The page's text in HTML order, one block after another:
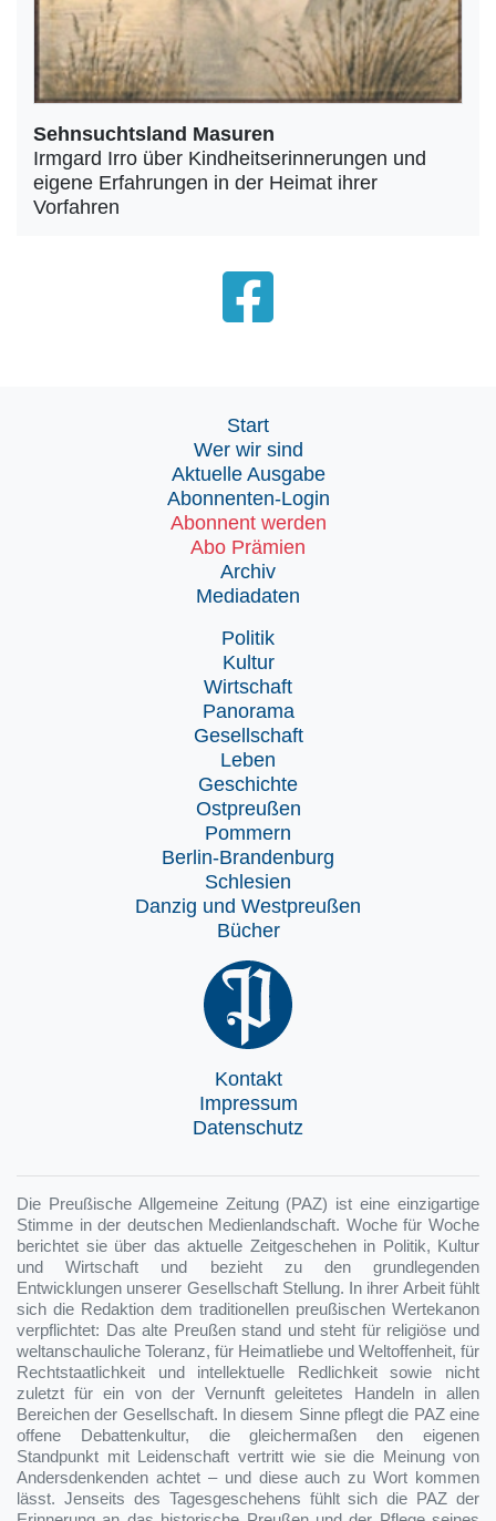
Sehnsuchtsland Masuren
Irmgard Irro über Kindheitserinnerungen und
eigene Erfahrungen in der Heimat ihrer
Vorfahren
Start
Wer wir sind
Aktuelle Ausgabe
Abonnenten-Login
Abonnent werden
Abo Prämien
Archiv
Mediadaten
Politik
Kultur
Wirtschaft
Panorama
Gesellschaft
Leben
Geschichte
Ostpreußen
Pommern
Berlin-Brandenburg
Schlesien
Danzig und Westpreußen
Bücher
Kontakt
Impressum
Datenschutz
Die Preußische Allgemeine Zeitung (PAZ) ist eine einzigartige
Stimme in der deutschen Medienlandschaft. Woche für Woche
berichtet sie über das aktuelle Zeitgeschehen in Politik, Kultur
und Wirtschaft und bezieht zu den grundlegenden
Entwicklungen unserer Gesellschaft Stellung. In ihrer Arbeit fühlt
sich die Redaktion dem traditionellen preußischen Wertekanon
verpflichtet: Das alte Preußen stand und steht für religiöse und
weltanschauliche Toleranz, für Heimatliebe und Weltoffenheit, für
Rechtstaatlichkeit und intellektuelle Redlichkeit sowie nicht
zuletzt für ein von der Vernunft geleitetes Handeln in allen
Bereichen der Gesellschaft. In diesem Sinne pflegt die PAZ eine
offene Debattenkultur, die gleichermaßen den eigenen
Standpunkt mit Leidenschaft vertritt wie sie die Meinung von
Andersdenkenden achtet – und diese auch zu Wort kommen
lässt. Jenseits des Tagesgeschehens fühlt sich die PAZ der